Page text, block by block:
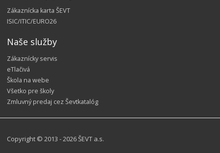
Zákaznícka karta ŠEVT
ISIC/ITIC/EURO26
Naše služby
Zákaznícky servis
eTlačivá
Škola na webe
Všetko pre školy
Zmluvný predaj cez Ševtkatalóg
Copyright © 2013 - 2026 ŠEVT a.s.